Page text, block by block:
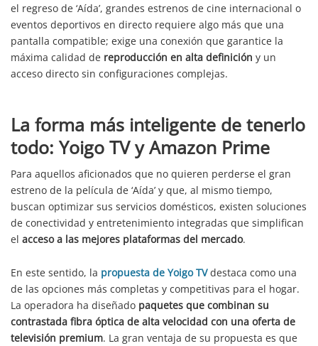
el regreso de ‘Aída’, grandes estrenos de cine internacional o
eventos deportivos en directo requiere algo más que una
pantalla compatible; exige una conexión que garantice la
máxima calidad de reproducción en alta definición y un
acceso directo sin configuraciones complejas.
La forma más inteligente de tenerlo
todo: Yoigo TV y Amazon Prime
Para aquellos aficionados que no quieren perderse el gran
estreno de la película de ‘Aída’ y que, al mismo tiempo,
buscan optimizar sus servicios domésticos, existen soluciones
de conectividad y entretenimiento integradas que simplifican
el acceso a las mejores plataformas del mercado.
En este sentido, la propuesta de Yoigo TVdestaca como una
de las opciones más completas y competitivas para el hogar.
La operadora ha diseñado paquetes que combinan su
contrastada fibra óptica de alta velocidad con una oferta de
televisión premium. La gran ventaja de su propuesta es que